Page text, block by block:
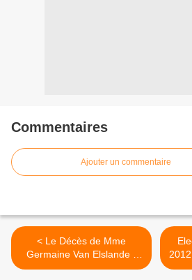
Commentaires
Ajouter un commentaire
< Le Décès de Mme
Germaine Van Elslande -
Marecaux (Avril 2022).